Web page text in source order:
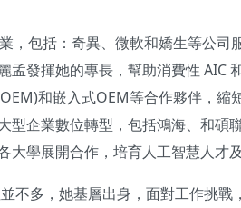
，包括：奇異、微軟和嬌生等公司
發揮她的專長，幫助消費性 AIC
和嵌入式OEM等合作夥伴，縮
企業數位轉型，包括鴻海、和碩
學展開合作，培育人工智慧人才及
不多，她基層出身，面對工作挑戰